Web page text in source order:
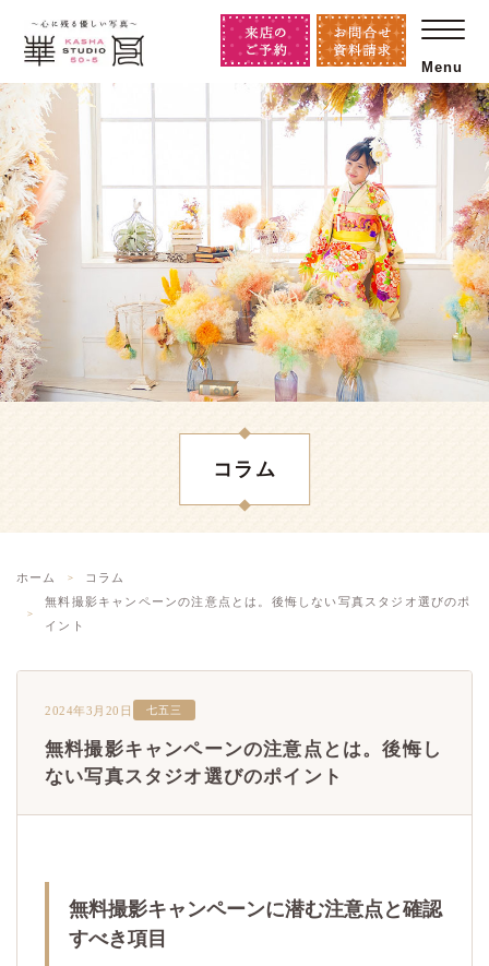
Menu
コラム
ホーム
コラム
無料撮影キャンペーンの注意点とは。後悔しない写真スタジオ選びのポ
イント
2024年3月20日 七五三
無料撮影キャンペーンの注意点とは。後悔し
ない写真スタジオ選びのポイント
無料撮影キャンペーンに潜む注意点と確認
すべき項目